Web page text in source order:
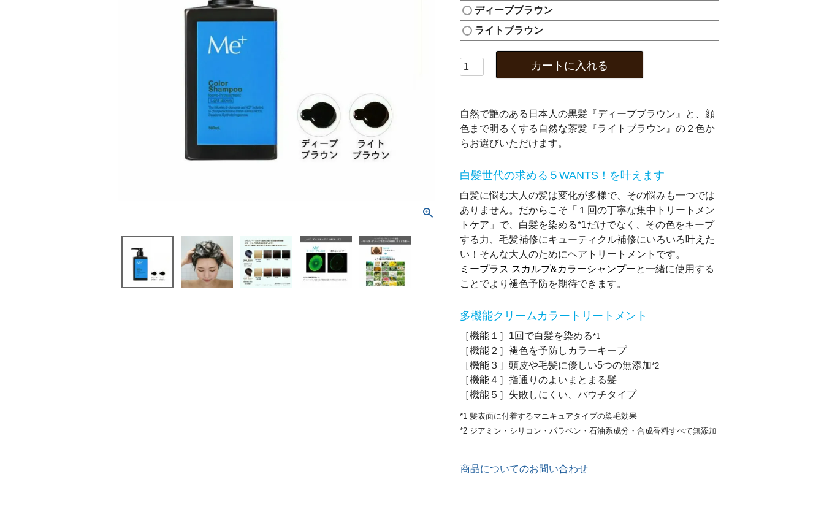
ディープブラウン
ライトブラウン
カートに入れる
自然で艶のある日本人の黒髪『ディープブラウン』と、顔
色まで明るくする自然な茶髪『ライトブラウン』の２色か
らお選びいただけます。
白髪世代の求める５WANTS！を叶えます
白髪に悩む大人の髪は変化が多様で、その悩みも一つでは
ありません。だからこそ「１回の丁寧な集中トリートメン
トケア」で、白髪を染める*1だけでなく、その色をキープ
する力、毛髪補修にキューティクル補修にいろいろ叶えた
い！そんな大人のためにヘアトリートメントです。
ミープラス スカルプ&カラーシャンプーと一緒に使用する
ことでより褪色予防を期待できます。
多機能クリームカラートリートメント
［機能１］1回で白髪を染める*1
［機能２］褪色を予防しカラーキープ
［機能３］頭皮や毛髪に優しい5つの無添加*2
［機能４］指通りのよいまとまる髪
［機能５］失敗しにくい、パウチタイプ
*1 髪表面に付着するマニキュアタイプの染毛効果
*2 ジアミン・シリコン・パラベン・石油系成分・合成香料すべて無添加
商品についてのお問い合わせ